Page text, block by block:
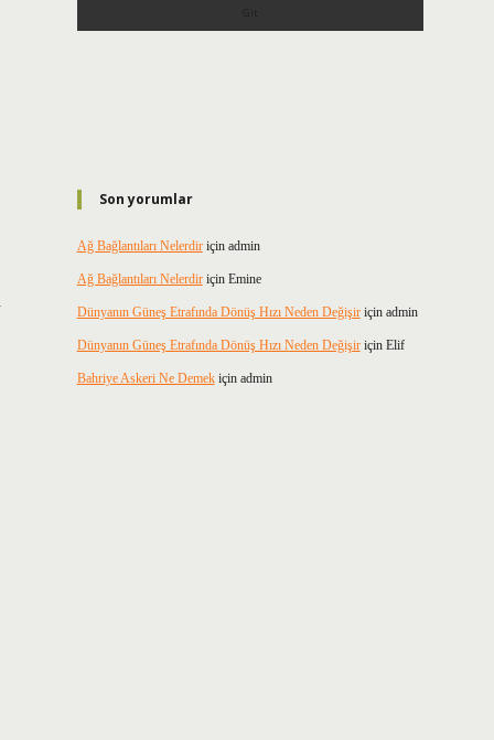
Son yorumlar
Ağ Bağlantıları Nelerdiriçin admin
Ağ Bağlantıları Nelerdiriçin Emine
Dünyanın Güneş Etrafında Dönüş Hızı Neden Değişiriçin admin
Dünyanın Güneş Etrafında Dönüş Hızı Neden Değişiriçin Elif
Bahriye Askeri Ne Demekiçin admin